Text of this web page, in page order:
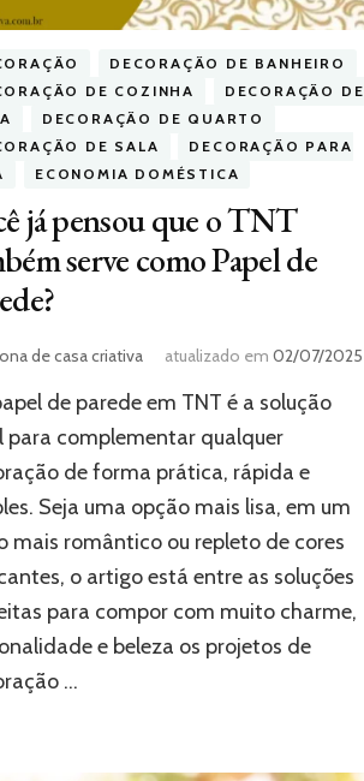
DECORAÇÃO DE BANHEIRO
DE COZINHA
DECORAÇÃO DE
DECORAÇÃO DE QUARTO
DE SALA
DECORAÇÃO PARA
ECONOMIA DOMÉSTICA
já pensou que o TNT
serve como Papel de
de casa criativa atualizado em 02/07/2025
de parede em TNT é a solução
para complementar qualquer
de forma prática, rápida e
Seja uma opção mais lisa, em um
mais romântico ou repleto de cores
o artigo está entre as soluções
para compor com muito charme,
e beleza os projetos de
…